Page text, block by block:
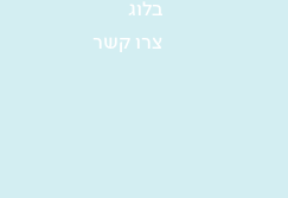
בלוג
צרו קשר